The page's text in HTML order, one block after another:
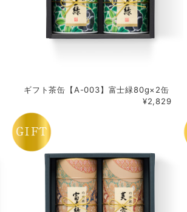
ギフト茶缶【A-003】富士緑80g×2缶
¥2,829